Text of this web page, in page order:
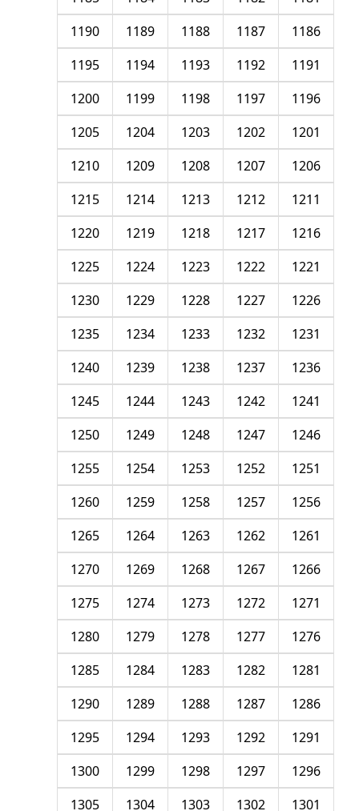
1186
1187
1188
1189
1190
1191
1192
1193
1194
1195
1196
1197
1198
1199
1200
1201
1202
1203
1204
1205
1206
1207
1208
1209
1210
1211
1212
1213
1214
1215
1216
1217
1218
1219
1220
1221
1222
1223
1224
1225
1226
1227
1228
1229
1230
1231
1232
1233
1234
1235
1236
1237
1238
1239
1240
1241
1242
1243
1244
1245
1246
1247
1248
1249
1250
1251
1252
1253
1254
1255
1256
1257
1258
1259
1260
1261
1262
1263
1264
1265
1266
1267
1268
1269
1270
1271
1272
1273
1274
1275
1276
1277
1278
1279
1280
1281
1282
1283
1284
1285
1286
1287
1288
1289
1290
1291
1292
1293
1294
1295
1296
1297
1298
1299
1300
1301
1302
1303
1304
1305